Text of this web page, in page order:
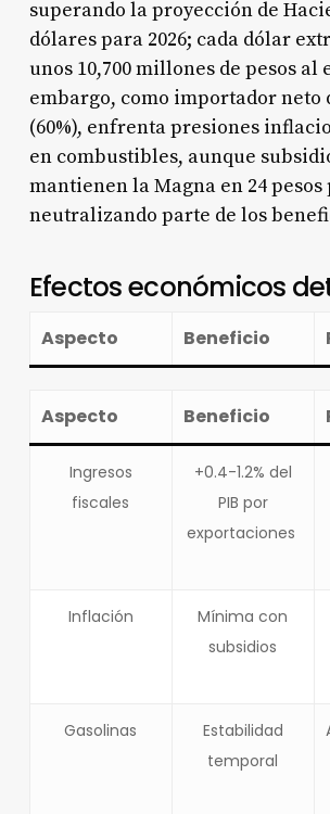
superando la proyección de
dólares para 2026; cada dólar
unos 10,700 millones de pesos al
embargo, como importador neto
(60%), enfrenta presiones
en combustibles, aunque
mantienen la Magna en 24
neutralizando parte de los
Efectos económicos
Aspecto Beneficio
Aspecto Beneficio
Ingresos
fiscales
+0.4-1.2% del
PIB por
exportaciones
Inflación
Mínima con
subsidios
Gasolinas
Estabilidad
temporal